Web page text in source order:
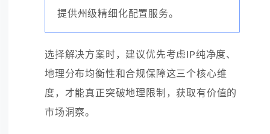
提供州级精细化配置服务。
选择解决方案时，建议优先考虑IP纯净度、
地理分布均衡性和合规保障这三个核心维
度，才能真正突破地理限制，获取有价值的
市场洞察。